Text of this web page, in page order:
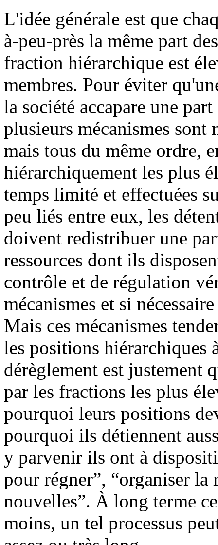
L'idée générale est que
à-peu-près la même part
fraction hiérarchique est
membres. Pour éviter
la société accapare une
plusieurs mécanismes sont
mais tous du même ordre,
hiérarchiquement les plus
temps limité et effectuées
peu liés entre eux, les
doivent redistribuer une
ressources dont ils
contrôle et de régulation
mécanismes et si
Mais ces mécanismes
les positions hiérarchiques
dérèglement est justement
par les fractions les plus
pourquoi leurs positions
pourquoi ils détiennent
y parvenir ils ont à
pour régner”, “organiser la
nouvelles”. À long terme
moins, un tel processus